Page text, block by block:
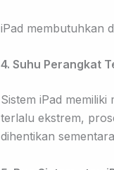
iPad membutuhkan
4. Suhu Perangkat
Sistem iPad
terlalu ekstrem,
dihentikan